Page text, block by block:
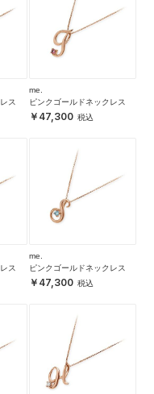
ス
me.
ピンクゴールドネックレス
47,300
ス
me.
ピンクゴールドネックレス
47,300